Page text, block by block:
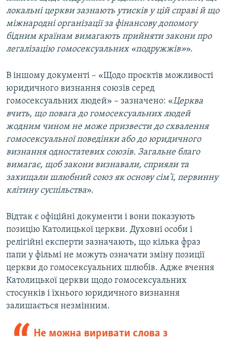
локальні церкви зазнають утисків у цій справі й що
міжнародні організації за фінансову допомогу
бідним країнам вимагають прийняти закони про
легалізацію гомосексуальних «подружжів»».
В іншому документі – «Щодо проєктів можливості
юридичного визнання союзів серед
гомосексуальних людей» – зазначено: «Церква
вчить, що повага до гомосексуальних людей
жодним чином не може призвести до схвалення
гомосексуальної поведінки або до юридичного
визнання одностатевих союзів. Загальне благо
вимагає, щоб закони визнавали, сприяли та
захищали шлюбний союз як основу сім'ї, первинну
клітину суспільства».
Відтак є офіційні документи і вони показують
позицію Католицької церкви. Духовні особи і
релігійні експерти зазначають, що кілька фраз
папи у фільмі не можуть означати зміну позиції
церкви до гомосексуальних шлюбів. Адже вчення
Католицької церкви щодо гомосексуальних
стосунків і їхнього юридичного визнання
залишається незмінним.
Не можна виривати слова з